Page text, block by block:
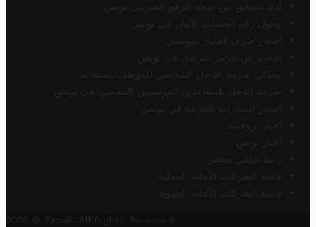
أداة التحقق من صحة الرقم الضريبي تونس
محول رقم الحساب الآيبان في تونس
أسعار صرف الدينار التونسي
البحث عن الرمز البريدي في تونس
محاكي ضريبة الدخل الشخصي للموظف/المتقاعد
ضريبة الدخل للمتقاعدين الفرنسيين المقيمين في تونس
أسعار السيارات الجديدة في تونس
أخبار تروفيت
أخبار تونس
رابط خلفي مجاني
قائمة الشركات الأهلية المحلية
قائمة الشركات الأهلية الجهوية
2025 © Trovit. All Rights Reserved.